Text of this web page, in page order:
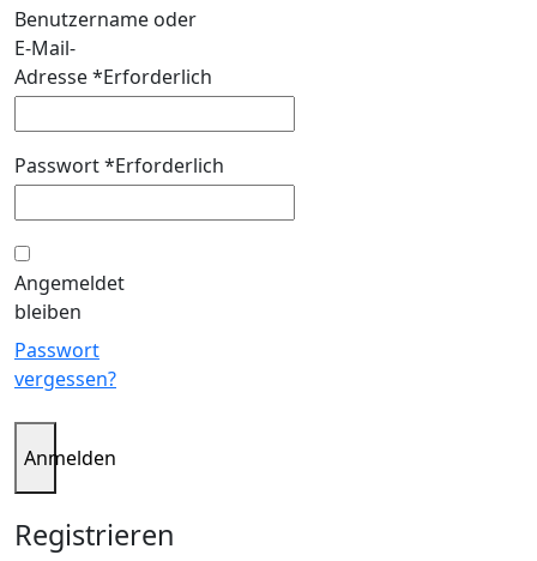
Benutzername oder
E-Mail-
Adresse*Erforderlich
Passwort*Erforderlich
Angemeldet
bleiben
Passwort
vergessen?
Anmelden
Registrieren